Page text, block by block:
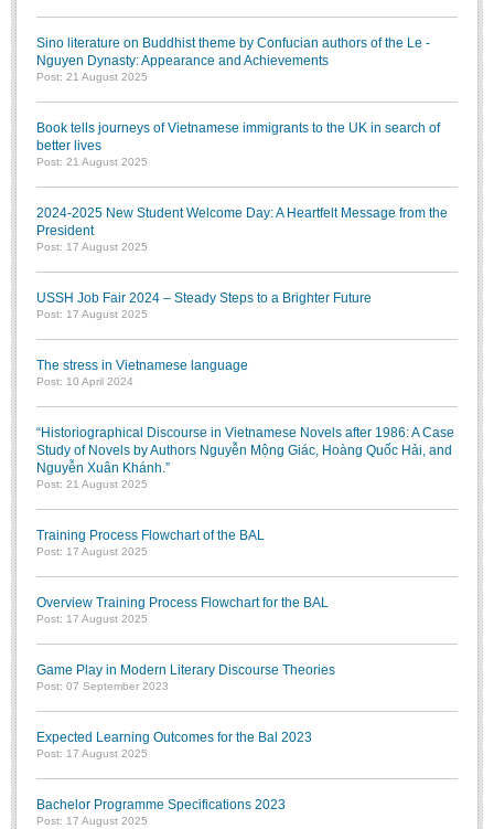
Sino literature on Buddhist theme by Confucian authors of the Le -
Nguyen Dynasty: Appearance and Achievements
Post: 21 August 2025
Book tells journeys of Vietnamese immigrants to the UK in search of
better lives
Post: 21 August 2025
2024-2025 New Student Welcome Day: A Heartfelt Message from the
President
Post: 17 August 2025
USSH Job Fair 2024 – Steady Steps to a Brighter Future
Post: 17 August 2025
The stress in Vietnamese language
Post: 10 April 2024
“Historiographical Discourse in Vietnamese Novels after 1986: A Case
Study of Novels by Authors Nguyễn Mộng Giác, Hoàng Quốc Hải, and
Nguyễn Xuân Khánh.”
Post: 21 August 2025
Training Process Flowchart of the BAL
Post: 17 August 2025
Overview Training Process Flowchart for the BAL
Post: 17 August 2025
Game Play in Modern Literary Discourse Theories
Post: 07 September 2023
Expected Learning Outcomes for the Bal 2023
Post: 17 August 2025
Bachelor Programme Specifications 2023
Post: 17 August 2025